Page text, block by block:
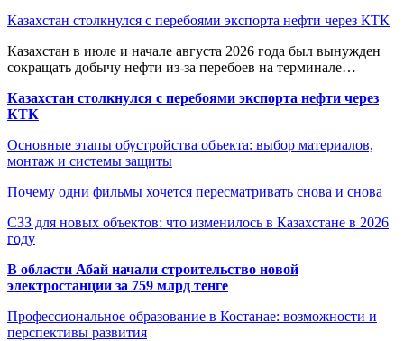
Казахстан столкнулся с перебоями экспорта нефти через КТК
Казахстан в июле и начале августа 2026 года был вынужден
сокращать добычу нефти из-за перебоев на терминале…
Казахстан столкнулся с перебоями экспорта нефти через
КТК
Основные этапы обустройства объекта: выбор материалов,
монтаж и системы защиты
Почему одни фильмы хочется пересматривать снова и снова
СЗЗ для новых объектов: что изменилось в Казахстане в 2026
году
В области Абай начали строительство новой
электростанции за 759 млрд тенге
Профессиональное образование в Костанае: возможности и
перспективы развития